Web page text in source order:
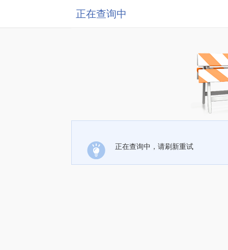
正在查询中
正在查询中，请刷新重试